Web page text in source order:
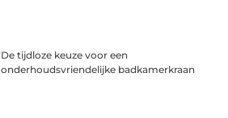
De tijdloze keuze voor een
onderhoudsvriendelijke badkamerkraan